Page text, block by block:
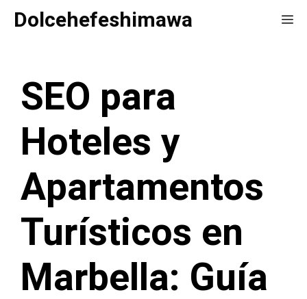
SaltarDolcehefeshimawa
SEO para
Hoteles y
Apartamentos
Turísticos en
Marbella: Guía